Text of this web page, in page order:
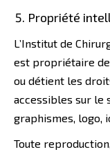
Propriété
L’Institut de
est propriétaire
ou détient les
accessibles sur le
graphismes, logo,
Toute